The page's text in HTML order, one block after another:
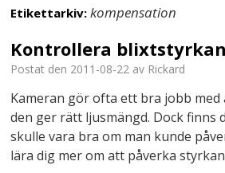
Etikettarkiv: kompensation
Kontrollera blixtstyrkan
Postat den 2011-08-22 av Rickard
Kameran gör ofta ett bra jobb med
den ger rätt ljusmängd. Dock finns
skulle vara bra om man kunde
lära dig mer om att påverka